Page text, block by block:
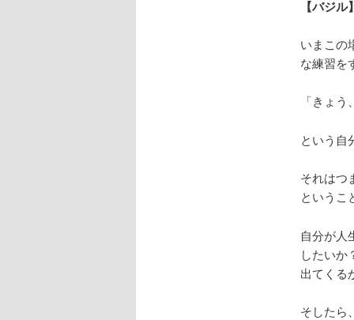
【バジル
いまこの
な練習を
「きょ
という自
それはつ
というこ
自分が人
したいか
出てくる
そしたら